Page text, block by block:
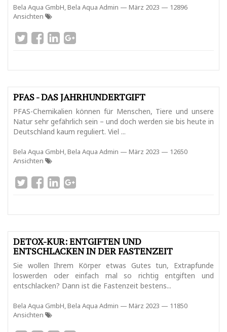
Bela Aqua GmbH, Bela Aqua Admin — März 2023 — 12896
Ansichten
PFAS - DAS JAHRHUNDERTGIFT
PFAS-Chemikalien können für Menschen, Tiere und unsere
Natur sehr gefährlich sein – und doch werden sie bis heute in
Deutschland kaum reguliert. Viel ...
Bela Aqua GmbH, Bela Aqua Admin — März 2023 — 12650
Ansichten
DETOX-KUR: ENTGIFTEN UND
ENTSCHLACKEN IN DER FASTENZEIT
Sie wollen Ihrem Körper etwas Gutes tun, Extrapfunde
loswerden oder einfach mal so richtig entgiften und
entschlacken? Dann ist die Fastenzeit bestens...
Bela Aqua GmbH, Bela Aqua Admin — März 2023 — 11850
Ansichten